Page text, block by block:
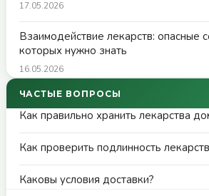
17.05.2026
Взаимодействие лекарств: опасные
которых нужно знать
16.05.2026
ЧАСТЫЕ ВОПРОСЫ
Как правильно хранить лекарства
Как проверить подлинность
Каковы условия доставки?